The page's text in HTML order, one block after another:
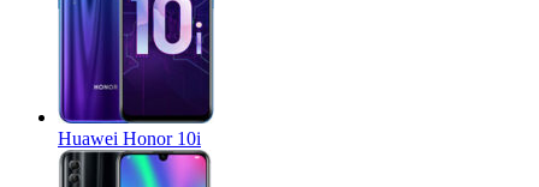
Huawei Honor 10i